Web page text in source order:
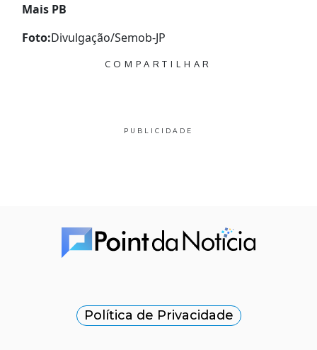
Mais PB
Foto:Divulgação/Semob-JP
COMPARTILHAR
PUBLICIDADE
Política de Privacidade